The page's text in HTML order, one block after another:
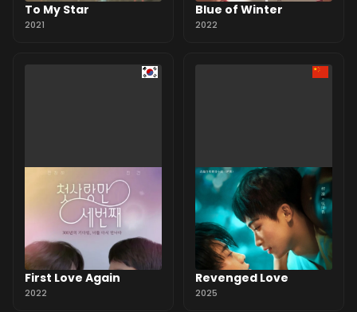
To My Star
2021
Blue of Winter
2022
First Love Again
2022
Revenged Love
2025